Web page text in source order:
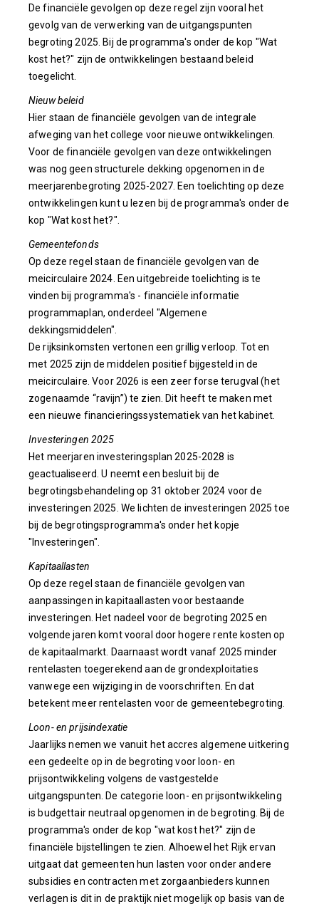
De financiële gevolgen op deze regel zijn vooral het
gevolg van de verwerking van de uitgangspunten
begroting 2025. Bij de programma's onder de kop "Wat
kost het?" zijn de ontwikkelingen bestaand beleid
toegelicht.
Nieuw beleid
Hier staan de financiële gevolgen van de integrale
afweging van het college voor nieuwe ontwikkelingen.
Voor de financiële gevolgen van deze ontwikkelingen
was nog geen structurele dekking opgenomen in de
meerjarenbegroting 2025-2027. Een toelichting op deze
ontwikkelingen kunt u lezen bij de programma's onder de
kop "Wat kost het?".
Gemeentefonds
Op deze regel staan de financiële gevolgen van de
meicirculaire 2024. Een uitgebreide toelichting is te
vinden bij programma's - financiële informatie
programmaplan, onderdeel "Algemene
dekkingsmiddelen".
De rijksinkomsten vertonen een grillig verloop. Tot en
met 2025 zijn de middelen positief bijgesteld in de
meicirculaire. Voor 2026 is een zeer forse terugval (het
zogenaamde “ravijn”) te zien. Dit heeft te maken met
een nieuwe financieringssystematiek van het kabinet.
Investeringen 2025
Het meerjaren investeringsplan 2025-2028 is
geactualiseerd. U neemt een besluit bij de
begrotingsbehandeling op 31 oktober 2024 voor de
investeringen 2025. We lichten de investeringen 2025 toe
bij de begrotingsprogramma's onder het kopje
"Investeringen".
Kapitaallasten
Op deze regel staan de financiële gevolgen van
aanpassingen in kapitaallasten voor bestaande
investeringen. Het nadeel voor de begroting 2025 en
volgende jaren komt vooral door hogere rente kosten op
de kapitaalmarkt. Daarnaast wordt vanaf 2025 minder
rentelasten toegerekend aan de grondexploitaties
vanwege een wijziging in de voorschriften. En dat
betekent meer rentelasten voor de gemeentebegroting.
Loon- en prijsindexatie
Jaarlijks nemen we vanuit het accres algemene uitkering
een gedeelte op in de begroting voor loon- en
prijsontwikkeling volgens de vastgestelde
uitgangspunten. De categorie loon- en prijsontwikkeling
is budgettair neutraal opgenomen in de begroting. Bij de
programma's onder de kop "wat kost het?" zijn de
financiële bijstellingen te zien. Alhoewel het Rijk ervan
uitgaat dat gemeenten hun lasten voor onder andere
subsidies en contracten met zorgaanbieders kunnen
verlagen is dit in de praktijk niet mogelijk op basis van de